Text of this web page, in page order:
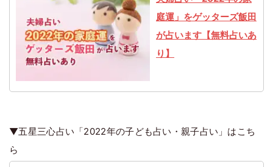
庭運」をゲッターズ飯田
が占います【無料占いあ
り】
▼五星三心占い「2022年の子ども占い・親子占い」はこち
ら